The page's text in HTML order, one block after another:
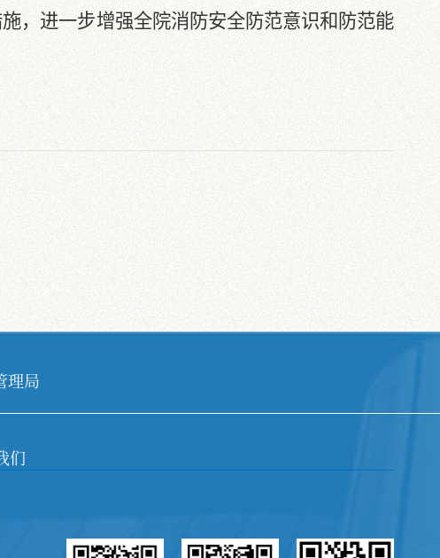
，进一步增强全院消防安全防范意识和防范能
理局
们